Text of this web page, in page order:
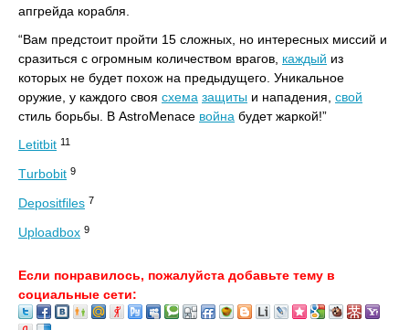
апгрейда корабля.
“Вам предстоит пройти 15 сложных, но интересных миссий и
сразиться с огромным количеством врагов, каждый из
которых не будет похож на предыдущего. Уникальное
оружие, у каждого своя схема защиты и нападения, свой
стиль борьбы. В AstroMenace война будет жаркой!”
Letitbit 11
Тurbobit 9
Depositfiles 7
Uploadbox 9
Если понравилось, пожалуйста добавьте тему в
социальные сети: